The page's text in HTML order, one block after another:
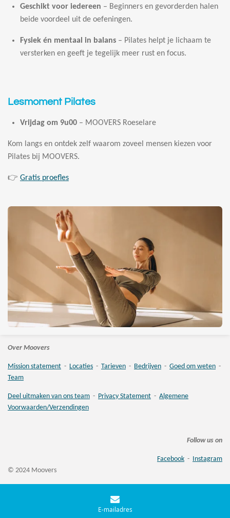
Geschikt voor iedereen – Beginners en gevorderden halen
beide voordeel uit de oefeningen.
Fysiek én mentaal in balans – Pilates helpt je lichaam te
versterken en geeft je tegelijk meer rust en focus.
Lesmoment Pilates
Vrijdag om 9u00 – MOOVERS Roeselare
Kom langs en ontdek zelf waarom zoveel mensen kiezen voor
Pilates bij MOOVERS.
👉 Gratis proefles
Over Moovers
Mission statement - Locaties - Tarieven - Bedrijven - Goed om weten -
Team
Deel uitmaken van ons team - Privacy Statement - Algemene
Voorwaarden/Verzendingen
Follow us on
Facebook - Instagram
© 2024 Moovers
E-mailadres